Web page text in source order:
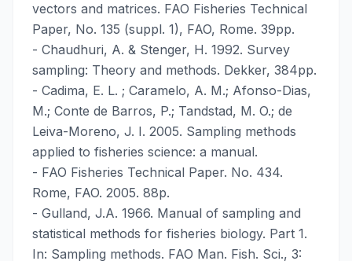
vectors and matrices. FAO Fisheries Technical
Paper, No. 135 (suppl. 1), FAO, Rome. 39pp.
- Chaudhuri, A. & Stenger, H. 1992. Survey
sampling: Theory and methods. Dekker, 384pp.
- Cadima, E. L. ; Caramelo, A. M.; Afonso-Dias,
M.; Conte de Barros, P.; Tandstad, M. O.; de
Leiva-Moreno, J. I. 2005. Sampling methods
applied to fisheries science: a manual.
- FAO Fisheries Technical Paper. No. 434.
Rome, FAO. 2005. 88p.
- Gulland, J.A. 1966. Manual of sampling and
statistical methods for fisheries biology. Part 1.
In: Sampling methods. FAO Man. Fish. Sci., 3: